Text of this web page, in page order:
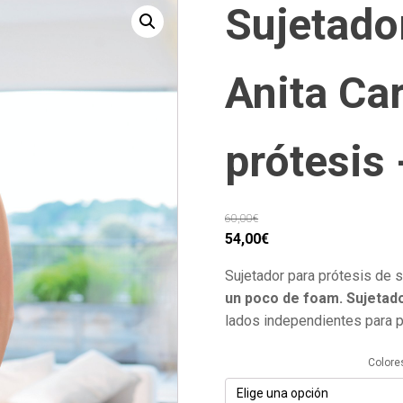
Anita
prótesis
60,00€
El
original
era:
60,00€.
54,00€El
actual
es:
54,00€.
Sujetador para prótesis de
un poco de foam.
lados independientes para